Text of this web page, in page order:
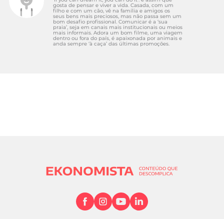
gosta de pensar e viver a vida. Casada, com um
filho e com um cão, vê na família e amigos os
seus bens mais preciosos, mas não passa sem um
bom desafio profissional. Comunicar é a ‘sua
praia’, seja em canais mais institucionais ou meios
mais informais. Adora um bom filme, uma viagem
dentro ou fora do país, é apaixonada por animais e
anda sempre ‘à caça’ das últimas promoções.